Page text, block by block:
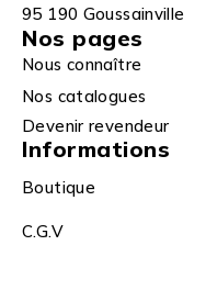
95 190 Goussainville
Nos pages
Nous connaître
Nos catalogues
Devenir revendeur
Informations
Boutique
C.G.V